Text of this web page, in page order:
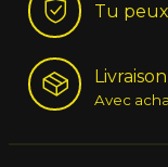
Tu
Avec